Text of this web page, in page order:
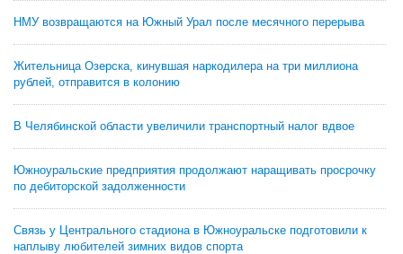
НМУ возвращаются на Южный Урал после месячного перерыва
Жительница Озерска, кинувшая наркодилера на три миллиона
рублей, отправится в колонию
В Челябинской области увеличили транспортный налог вдвое
Южноуральские предприятия продолжают наращивать просрочку
по дебиторской задолженности
Связь у Центрального стадиона в Южноуральске подготовили к
наплыву любителей зимних видов спорта